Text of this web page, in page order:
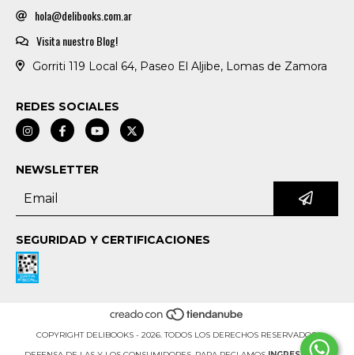
hola@delibooks.com.ar
Visita nuestro Blog!
Gorriti 119 Local 64, Paseo El Aljibe, Lomas de Zamora
REDES SOCIALES
NEWSLETTER
SEGURIDAD Y CERTIFICACIONES
COPYRIGHT DELIBOOKS - 2026. TODOS LOS DERECHOS RESERVADOS.